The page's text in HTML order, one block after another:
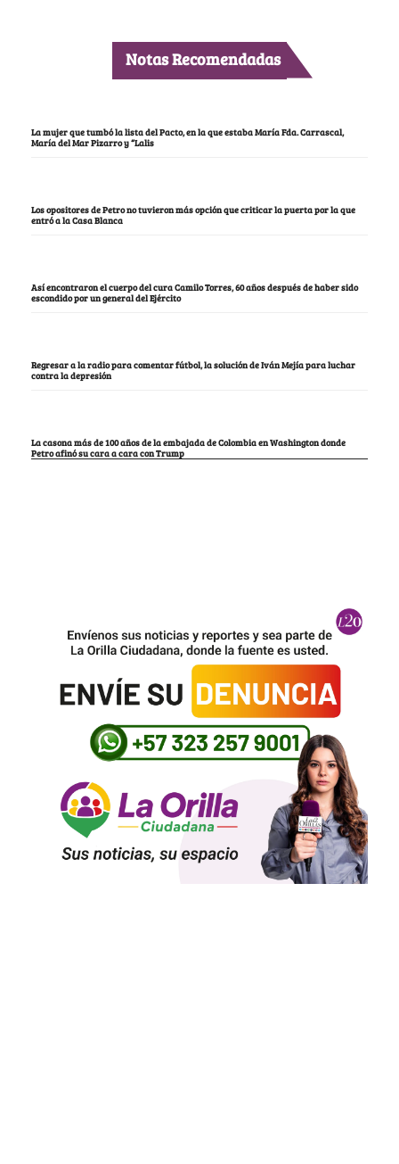
Notas Recomendadas
La mujer que tumbó la lista del Pacto, en la que estaba María Fda. Carrascal,
María del Mar Pizarro y “Lalis
Los opositores de Petro no tuvieron más opción que criticar la puerta por la que
entró a la Casa Blanca
Así encontraron el cuerpo del cura Camilo Torres, 60 años después de haber sido
escondido por un general del Ejército
Regresar a la radio para comentar fútbol, la solución de Iván Mejía para luchar
contra la depresión
La casona más de 100 años de la embajada de Colombia en Washington donde
Petro afinó su cara a cara con Trump